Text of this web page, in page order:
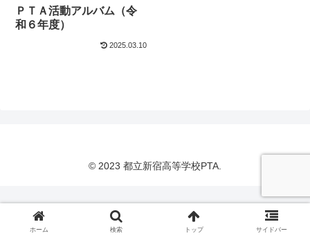
ＰＴＡ活動アルバム（令
和６年度）
2025.03.10
© 2023 都立新宿高等学校PTA.
ホーム 検索 トップ サイドバー